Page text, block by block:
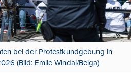
bei der Protestkundgebung in
(Bild: Emile Windal/Belga)